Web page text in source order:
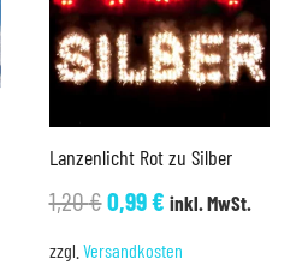
Lanzenlicht Rot zu Silber
1,20€Ursprünglicher
0,99€Aktueller
inkl. MwSt.
zzgl. Versandkosten